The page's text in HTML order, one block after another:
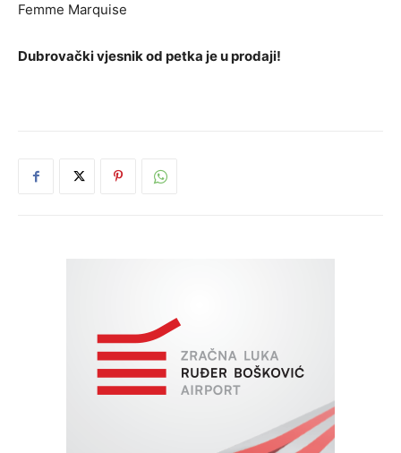
Femme Marquise
Dubrovački vjesnik od petka je u prodaji!